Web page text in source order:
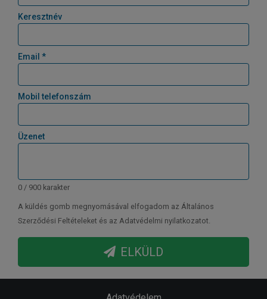
Keresztnév
Email *
Mobil telefonszám
Üzenet
0 / 900 karakter
A küldés gomb megnyomásával elfogadom az Általános
Szerződési Feltételeket és az Adatvédelmi nyilatkozatot.
ELKÜLD